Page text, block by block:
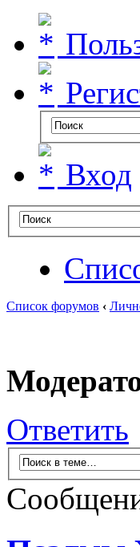
Вход
Список форумов ‹
Ответить